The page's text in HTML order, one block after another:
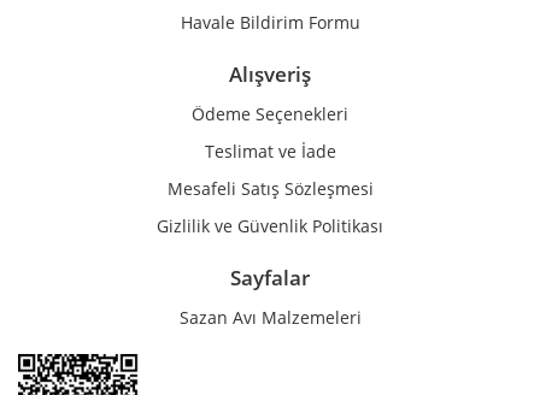
Havale Bildirim Formu
Alışveriş
Ödeme Seçenekleri
Teslimat ve İade
Mesafeli Satış Sözleşmesi
Gizlilik ve Güvenlik Politikası
Sayfalar
Sazan Avı Malzemeleri